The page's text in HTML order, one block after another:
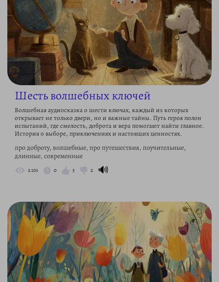
Шесть волшебных ключей
Волшебная аудиосказка о шести ключах, каждый из которых
открывает не только двери, но и важные тайны. Путь героя полон
испытаний, где смелость, доброта и вера помогают найти главное.
История о выборе, приключениях и настоящих ценностях.
про доброту, волшебные, про путешествия, поучительные,
длинные, современные
2 101 0 3 2 🔊